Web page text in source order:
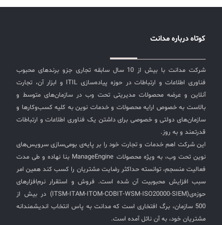
کوتاه درباره مدانت
شرکت مدانت با بیش از 10 سال سابقه تجاری جزو برندهای محبوب
فناوری اطلاعات و ارتباطات در حوزه پیاده‌سازی ITIL و ابزار آن، تجارت
آنلاین و عرضه محصولات مدیریتی تحت وب در سازمان‌های متوسط و
بالاست به خصوص ارایه محصولات و خدمات نوین به کلیه کسب‌وکارها و
سازمان‌های دولتی و خصوصی برای داشتن یک فناوری اطلاعات و ارتباطات
قدرتمند و به روز.
این شرکت اهم خدمات و تجارت خود را بر پایه‌ی بومی‌سازی سرویس‌های
نوین تحت وب، به ویژه محصولات ManageEngine بنا نهاده و طی مدت
فعالیت منسجم، توانسته حداکثر رضایت مشتریان را کسب کند همین امر
سبب افزایش محبوبیت آن شده است. فروش و استقرار نرم‌افزارهای
حوزه‌ی(ITSM-ITAM-ITOM-COBIT-WSM-ISO20000-SIEM) در بیش از
500 سازمان، برگ افتخاری است که مدانت به پاس انتخاب اندیشمندانه
مشتریان خود، به آن نائل آمده است.